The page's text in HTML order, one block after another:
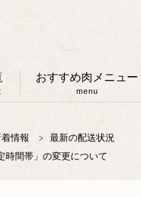
おすすめ肉メニュー
menu
情報
最新の配送状況
時間帯」の変更について